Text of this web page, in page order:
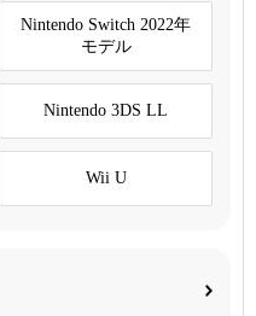
Nintendo Switch 2022年
モデル
Nintendo 3DS LL
Wii U